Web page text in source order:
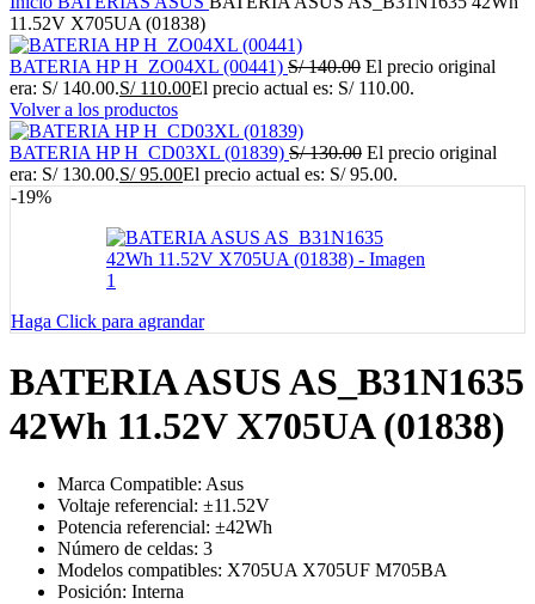
11.52V X705UA (01838)
BATERIA HP H_ZO04XL (00441) S/140.00 El precio original
era: S/ 140.00.S/110.00El precio actual es: S/ 110.00.
Volver a los productos
BATERIA HP H_CD03XL (01839) S/130.00 El precio original
era: S/ 130.00.S/95.00El precio actual es: S/ 95.00.
-19%
Haga Click para agrandar
BATERIA ASUS AS_B31N1635
42Wh 11.52V X705UA (01838)
Marca Compatible: Asus
Voltaje referencial: ±11.52V
Potencia referencial: ±42Wh
Número de celdas: 3
Modelos compatibles: X705UA X705UF M705BA
Posición: Interna